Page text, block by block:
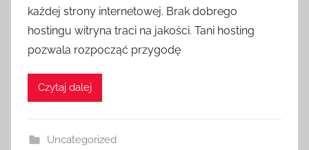
każdej strony internetowej. Brak dobrego
hostingu witryna traci na jakości. Tani hosting
pozwala rozpocząć przygodę
Czytaj dalej
Uncategorized